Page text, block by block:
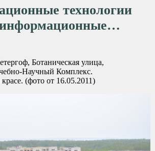
технологии
Ботаническая улица,
Научный Комплекс.
(фото от 16.05.2011)